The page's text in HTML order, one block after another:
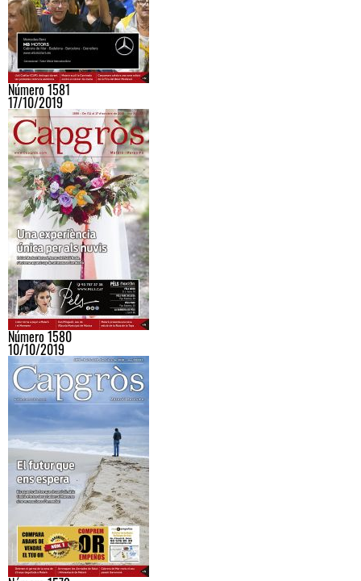
Número 1581
17/10/2019
Número 1580
10/10/2019